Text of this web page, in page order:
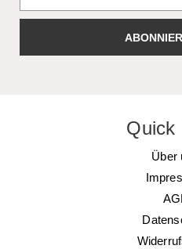
Quick
Über